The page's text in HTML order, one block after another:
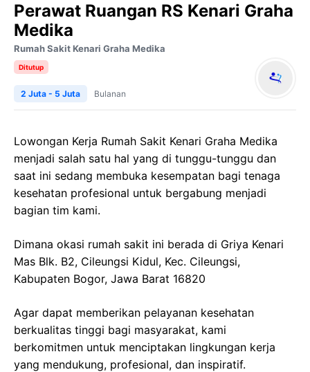
Perawat Ruangan RS Kenari Graha
Medika
Rumah Sakit Kenari Graha Medika
Ditutup
2 Juta - 5 Juta Bulanan
Lowongan Kerja Rumah Sakit Kenari Graha Medika
menjadi salah satu hal yang di tunggu-tunggu dan
saat ini sedang membuka kesempatan bagi tenaga
kesehatan profesional untuk bergabung menjadi
bagian tim kami.
Dimana okasi rumah sakit ini berada di Griya Kenari
Mas Blk. B2, Cileungsi Kidul, Kec. Cileungsi,
Kabupaten Bogor, Jawa Barat 16820
Agar dapat memberikan pelayanan kesehatan
berkualitas tinggi bagi masyarakat, kami
berkomitmen untuk menciptakan lingkungan kerja
yang mendukung, profesional, dan inspiratif.